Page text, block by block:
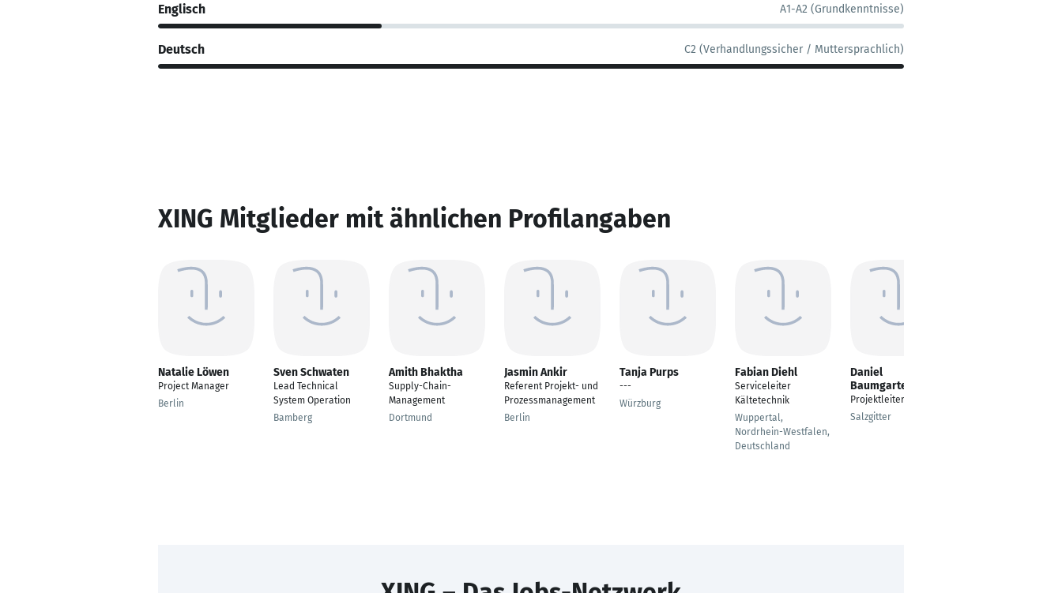
Englisch A1-A2 (Grundkenntnisse)
Deutsch C2 (Verhandlungssicher / Muttersprachlich)
XING Mitglieder mit ähnlichen Profilangaben
Natalie Löwen
Project Manager
Berlin
Sven Schwaten
Lead Technical
System Operation
Bamberg
Amith Bhaktha
Supply-Chain-
Management
Dortmund
Jasmin Ankir
Referent Projekt- und
Prozessmanagement
Berlin
Tanja Purps
---
Würzburg
Fabian Diehl
Serviceleiter
Kältetechnik
Wuppertal,
Nordrhein-Westfalen,
Deutschland
Daniel
Baumgarten
Projektleiter TGA
Salzgitter